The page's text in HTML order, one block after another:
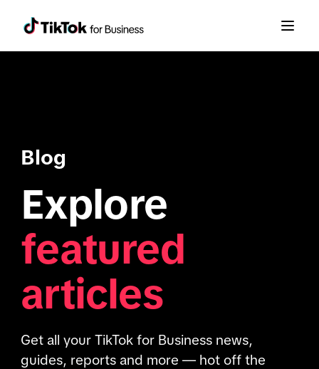
Blog
Explore
featured
articles
Get all your TikTok for Business news,
guides, reports and more — hot off the